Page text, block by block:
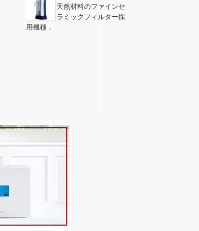
天然材料のファインセ
ラミックフィルター採
用機種．